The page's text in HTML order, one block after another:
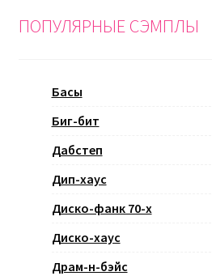
ПОПУЛЯРНЫЕ СЭМПЛЫ
Басы
Биг-бит
Дабстеп
Дип-хаус
Диско-фанк 70-х
Диско-хаус
Драм-н-бэйс